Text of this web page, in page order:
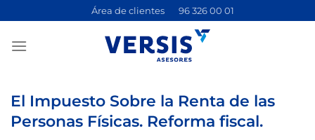
contenido
Área de clientes 96 326 00 01
El Impuesto Sobre la Renta de las
Personas Físicas. Reforma fiscal.